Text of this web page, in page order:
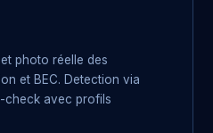
photo réelle des
et BEC. Detection via
check avec profils